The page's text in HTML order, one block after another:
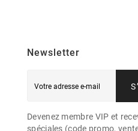
Newsletter
Devenez membre VIP et
spéciales (code promo,